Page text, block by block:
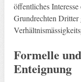
öffentliches
Grundrechten Dritter
Formelle
Enteignung